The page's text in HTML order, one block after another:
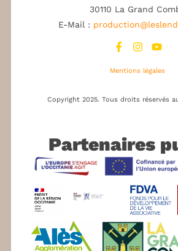
30110 La Grand
E-Mail :
Mentions légales
Copyright 2025. Tous droits réservés
Partenaires